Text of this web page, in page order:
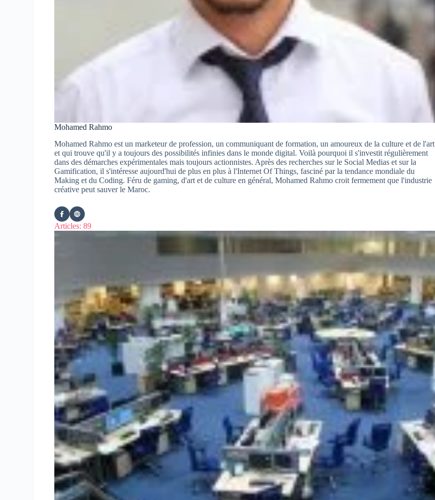
Mohamed Rahmo
Mohamed Rahmo est un marketeur de profession, un communiquant de formation, un amoureux de la culture et de l'art
et qui trouve qu'il y a toujours des possibilités infinies dans le monde digital. Voilà pourquoi il s'investit régulièrement
dans des démarches expérimentales mais toujours actionnistes. Après des recherches sur le Social Medias et sur la
Gamification, il s'intéresse aujourd'hui de plus en plus à l'Internet Of Things, fasciné par la tendance mondiale du
Making et du Coding. Féru de gaming, d'art et de culture en général, Mohamed Rahmo croit fermement que l'industrie
créative peut sauver le Maroc.
Articles: 89